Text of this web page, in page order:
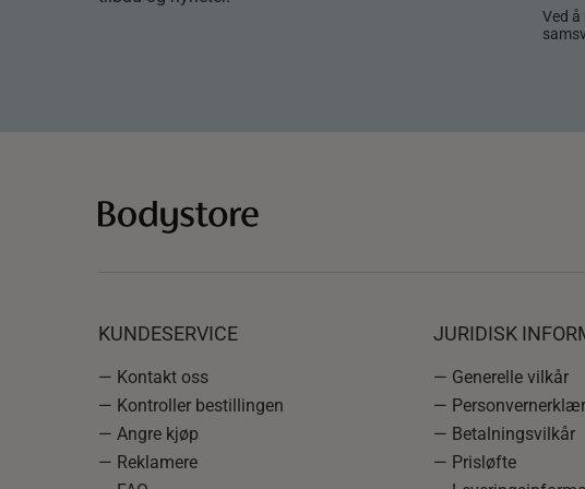
Ved
KUNDESERVICE
— Kontakt oss
— Kontroller bestillingen
— Angre kjøp
— Reklamere
JURIDISK
— Generelle vilkår
—
— Betalningsvilkår
— Prisløfte